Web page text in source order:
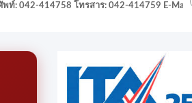
: 042-414758 โทรสาร: 042-414759 E-Mail: